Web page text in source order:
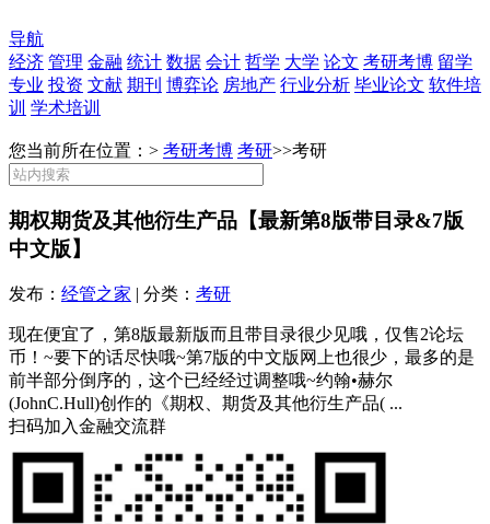
导航
经济 管理 金融 统计 数据 会计 哲学 大学 论文 考研考博 留学
专业 投资 文献 期刊 博弈论 房地产 行业分析 毕业论文 软件培
训 学术培训
您当前所在位置：> 考研考博 考研>>考研
期权期货及其他衍生产品【最新第8版带目录&7版
中文版】
发布： 经管之家 | 分类： 考研
现在便宜了，第8版最新版而且带目录很少见哦，仅售2论坛
币！~要下的话尽快哦~第7版的中文版网上也很少，最多的是
前半部分倒序的，这个已经经过调整哦~约翰•赫尔
(JohnC.Hull)创作的《期权、期货及其他衍生产品( ...
扫码加入金融交流群